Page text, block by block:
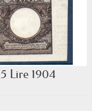
Lire 1904